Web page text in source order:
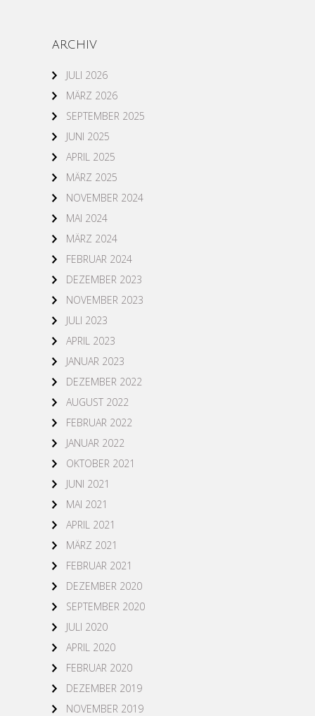
ARCHIV
JULI 2026
MÄRZ 2026
SEPTEMBER 2025
JUNI 2025
APRIL 2025
MÄRZ 2025
NOVEMBER 2024
MAI 2024
MÄRZ 2024
FEBRUAR 2024
DEZEMBER 2023
NOVEMBER 2023
JULI 2023
APRIL 2023
JANUAR 2023
DEZEMBER 2022
AUGUST 2022
FEBRUAR 2022
JANUAR 2022
OKTOBER 2021
JUNI 2021
MAI 2021
APRIL 2021
MÄRZ 2021
FEBRUAR 2021
DEZEMBER 2020
SEPTEMBER 2020
JULI 2020
APRIL 2020
FEBRUAR 2020
DEZEMBER 2019
NOVEMBER 2019